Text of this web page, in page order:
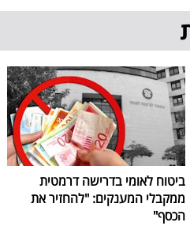
ביטוח לאומי בדרישה דרמטית
ממקבלי המענקים: "להחזיר את
הכסף"